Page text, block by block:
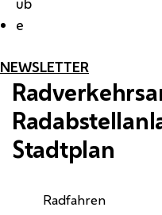
e
NEWSLETTER
Stadtplan
Radfahren